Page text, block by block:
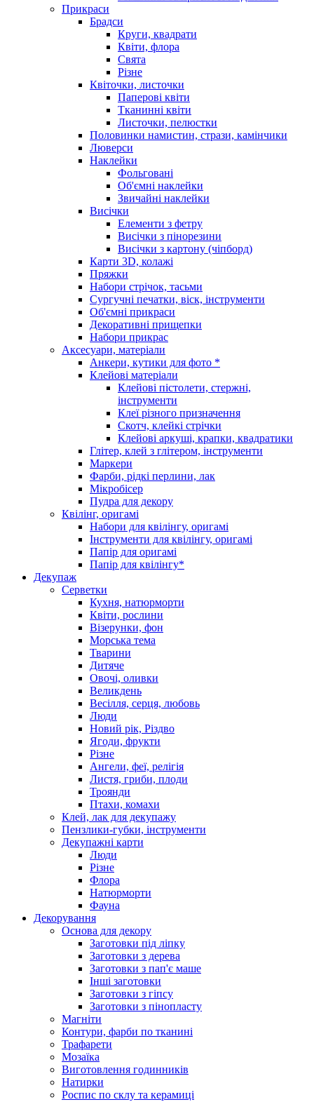
Прикраси
Брадси
Круги, квадрати
Квіти, флора
Свята
Різне
Квіточки, листочки
Паперові квіти
Тканинні квіти
Листочки, пелюстки
Половинки намистин, стрази, камінчики
Люверси
Наклейки
Фольговані
Об'ємні наклейки
Звичайні наклейки
Висічки
Елементи з фетру
Висічки з пінорезини
Висічки з картону (чіпборд)
Карти 3D, колажі
Пряжки
Набори стрічок, тасьми
Сургучні печатки, віск, інструменти
Об'ємні прикраси
Декоративні прищепки
Набори прикрас
Аксесуари, матеріали
Анкери, кутики для фото *
Клейові матеріали
Клейові пістолети, стержні,
інструменти
Клеї різного призначення
Скотч, клейкі стрічки
Клейові аркуші, крапки, квадратики
Глітер, клей з глітером, інструменти
Маркери
Фарби, рідкі перлини, лак
Мікробісер
Пудра для декору
Квілінг, оригамі
Набори для квілінгу, оригамі
Інструменти для квілінгу, оригамі
Папір для оригамі
Папір для квілінгу*
Декупаж
Серветки
Кухня, натюрморти
Квіти, рослини
Візерунки, фон
Морська тема
Тварини
Дитяче
Овочі, оливки
Великдень
Весілля, серця, любовь
Люди
Новий рік, Різдво
Ягоди, фрукти
Різне
Ангели, феї, релігія
Листя, гриби, плоди
Троянди
Птахи, комахи
Клей, лак для декупажу
Пензлики-губки, інструменти
Декупажні карти
Люди
Різне
Флора
Натюрморти
Фауна
Декорування
Основа для декору
Заготовки під ліпку
Заготовки з дерева
Заготовки з пап'є маше
Інші заготовки
Заготовки з гіпсу
Заготовки з пінопласту
Магніти
Контури, фарби по тканині
Трафарети
Мозаїка
Виготовлення годинників
Натирки
Роспис по склу та керамиці